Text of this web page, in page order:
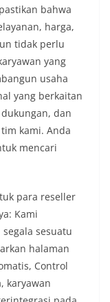
bahwa
harga,
tidak perlu
yang
usaha
yang berkaitan
dan
kami. Anda
mencari
para reseller
Kami
sesuatu
halaman
Control
karyawan